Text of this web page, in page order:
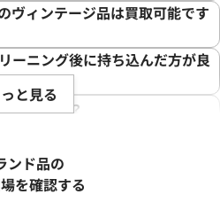
ヴィンテージ品は買取可能です
ーニング後に持ち込んだ方が良
りますか？
すが、査定だけお願いできます
と見る
ンド品の
を確認する